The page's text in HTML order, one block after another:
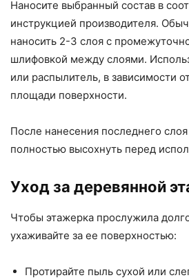
Наносите выбранный состав в
инструкцией производителя.
наносить 2-3 слоя с
шлифовкой между слоями.
или распылитель, в зависимости
площади поверхности.
После нанесения последнего
полностью высохнуть перед
Уход за деревянной
Чтобы этажерка прослужила
ухаживайте за ее поверхностью:
Протирайте пыль сухой или